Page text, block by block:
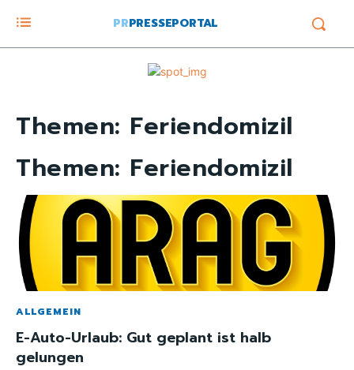
PRPRESSEPORTAL
Themen: Feriendomizil
Themen: Feriendomizil
ALLGEMEIN
E-Auto-Urlaub: Gut geplant ist halb
gelungen